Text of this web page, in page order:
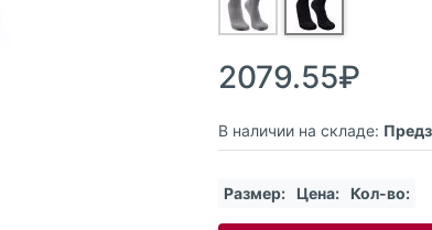
2079.55₽
В наличии на складе:
Размер: Цена: Кол-во: